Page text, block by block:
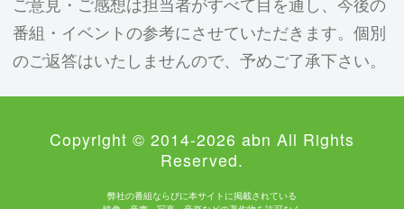
ご意見・ご感想は担当者がすべて目を通し、今後の
番組・イベントの参考にさせていただきます。個別
のご返答はいたしませんので、予めご了承下さい。
Copyright © 2014-2026 abn All Rights
Reserved.
弊社の番組ならびに本サイトに掲載されている